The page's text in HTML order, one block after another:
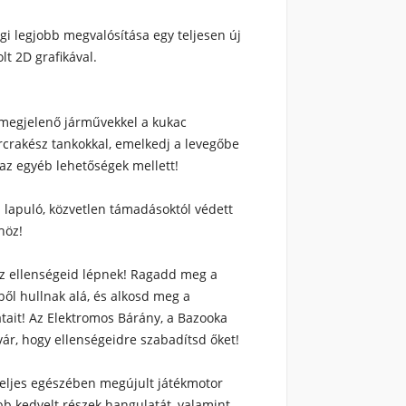
legjobb megvalósítása egy teljesen új
2D grafikával.
járművekkel a kukac
tankokkal, emelkedj a levegőbe
egyéb lehetőségek mellett!
közvetlen támadásoktól védett
ellenségeid lépnek! Ragadd meg a
hullnak alá, és alkosd meg a
Az Elektromos Bárány, a Bazooka
hogy ellenségeidre szabadítsd őket!
egészében megújult játékmotor